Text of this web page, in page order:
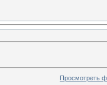
Просмотреть